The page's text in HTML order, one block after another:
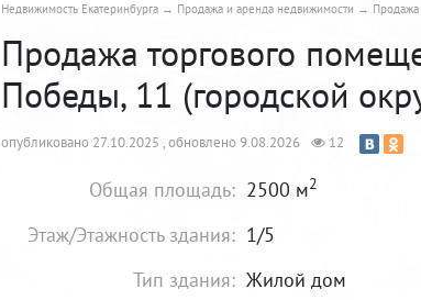
Недвижимость Екатеринбурга Продажа и аренда недвижимости
Продажа торгового
Победы, 11 (городской
опубликовано 27.10.2025 , обновлено 9.08.2026 12
Общая площадь: 2500 м2
Этаж/Этажность здания: 1/5
Тип здания: Жилой дом